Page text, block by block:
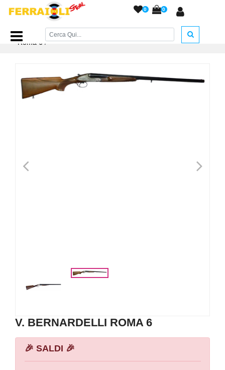
0 0
Home Page/ARMI DA FUOCO/Usate/V. Bernardelli
Roma 6 /
< >
V. BERNARDELLI ROMA 6
🎉 SALDI 🎉